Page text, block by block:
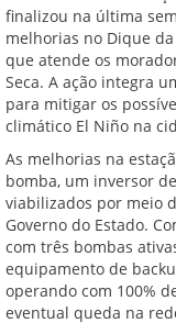
finalizou na última
melhorias no Dique
que atende os
Seca. A ação integra
para mitigar os
climático El Niño na
As melhorias na
bomba, um inversor
viabilizados por meio
Governo do Estado.
com três bombas
equipamento de
operando com 100%
eventual queda na